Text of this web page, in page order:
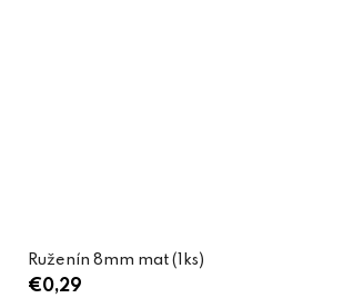
Ruženín 8mm mat (1ks)
€0,29